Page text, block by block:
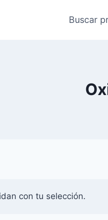
Buscar
con tu selección.